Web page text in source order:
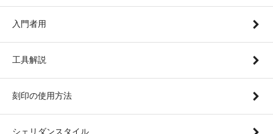
入門者用
工具解説
刻印の使用方法
シェリダンスタイル